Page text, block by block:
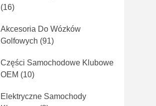
(16)
Akcesoria Do Wózków
Golfowych (91)
Części Samochodowe Klubowe
OEM (10)
Elektryczne Samochody